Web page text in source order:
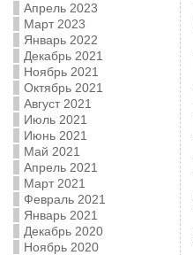
Апрель 2023
Март 2023
Январь 2022
Декабрь 2021
Ноябрь 2021
Октябрь 2021
Август 2021
Июль 2021
Июнь 2021
Май 2021
Апрель 2021
Март 2021
Февраль 2021
Январь 2021
Декабрь 2020
Ноябрь 2020